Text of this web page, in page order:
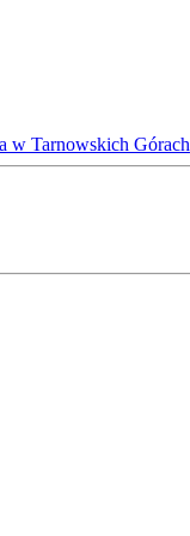
w Tarnowskich Górach